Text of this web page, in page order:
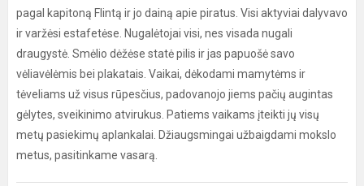
pagal kapitoną Flintą ir jo dainą apie piratus. Visi aktyviai dalyvavo
ir varžėsi estafetėse. Nugalėtojai visi, nes visada nugali
draugystė. Smėlio dėžėse statė pilis ir jas papuošė savo
vėliavėlėmis bei plakatais. Vaikai, dėkodami mamytėms ir
tėveliams už visus rūpesčius, padovanojo jiems pačių augintas
gėlytes, sveikinimo atvirukus. Patiems vaikams įteikti jų visų
metų pasiekimų aplankalai. Džiaugsmingai užbaigdami mokslo
metus, pasitinkame vasarą.